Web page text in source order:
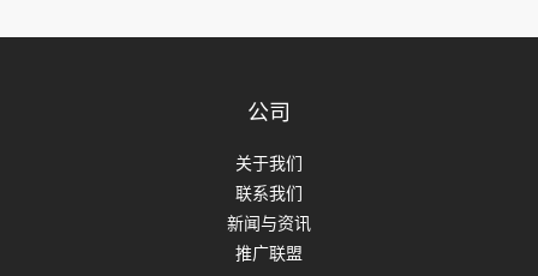
公司
关于我们
联系我们
新闻与资讯
推广联盟